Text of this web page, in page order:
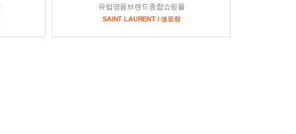
유럽명품브랜드종합쇼핑몰
SAINT LAURENT / 생로랑